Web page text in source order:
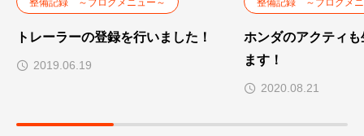
整備記録 ～ブログメニュー～
トレーラーの登録を行いました！
2019.06.19
整備記録 ～ブログメ
ホンダのアクティ
ます！
2020.08.21